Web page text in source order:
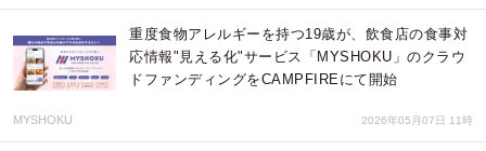
重度食物アレルギーを持つ19歳が、飲食店の食事対
応情報"見える化"サービス「MYSHOKU」のクラウ
ドファンディングをCAMPFIREにて開始
MYSHOKU 2026年05月07日 11時